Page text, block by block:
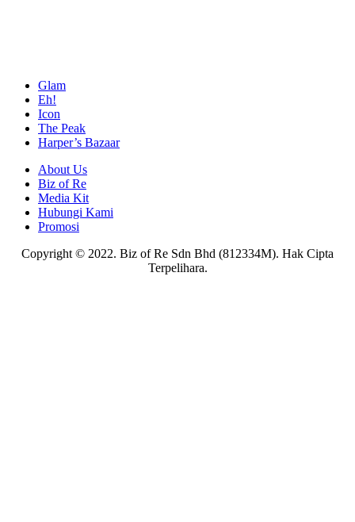
Glam
Eh!
Icon
The Peak
Harper’s Bazaar
About Us
Biz of Re
Media Kit
Hubungi Kami
Promosi
Copyright © 2022. Biz of Re Sdn Bhd (812334M). Hak Cipta
Terpelihara.